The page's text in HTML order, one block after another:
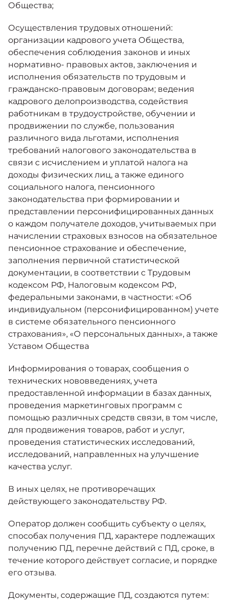
Общества;
Осуществления трудовых отношений:
организации кадрового учета Общества,
обеспечения соблюдения законов и иных
нормативно- правовых актов, заключения и
исполнения обязательств по трудовым и
гражданско-правовым договорам; ведения
кадрового делопроизводства, содействия
работникам в трудоустройстве, обучении и
продвижении по службе, пользования
различного вида льготами, исполнения
требований налогового законодательства в
связи с исчислением и уплатой налога на
доходы физических лиц, а также единого
социального налога, пенсионного
законодательства при формировании и
представлении персонифицированных данных
о каждом получателе доходов, учитываемых при
начислении страховых взносов на обязательное
пенсионное страхование и обеспечение,
заполнения первичной статистической
документации, в соответствии с Трудовым
кодексом РФ, Налоговым кодексом РФ,
федеральными законами, в частности: «Об
индивидуальном (персонифицированном) учете
в системе обязательного пенсионного
страхования», «О персональных данных», а также
Уставом Общества
Информирования о товарах, сообщения о
технических нововведениях, учета
предоставленной информации в базах данных,
проведения маркетинговых программ с
помощью различных средств связи, в том числе,
для продвижения товаров, работ и услуг,
проведения статистических исследований,
исследований, направленных на улучшение
качества услуг.
В иных целях, не противоречащих
действующего законодательству РФ.
Оператор должен сообщить субъекту о целях,
способах получения ПД, характере подлежащих
получению ПД, перечне действий с ПД, сроке, в
течение которого действует согласие, и порядке
его отзыва.
Документы, содержащие ПД, создаются путем: